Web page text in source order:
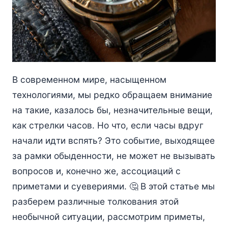
В современном мире, насыщенном
технологиями, мы редко обращаем внимание
на такие, казалось бы, незначительные вещи,
как стрелки часов. Но что, если часы вдруг
начали идти вспять? Это событие, выходящее
за рамки обыденности, не может не вызывать
вопросов и, конечно же, ассоциаций с
приметами и суевериями. 🤔 В этой статье мы
разберем различные толкования этой
необычной ситуации, рассмотрим приметы,